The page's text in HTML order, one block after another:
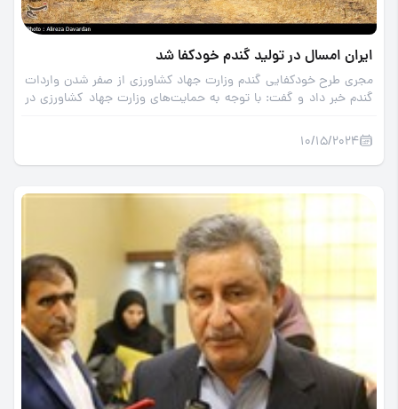
ایران امسال در تولید گندم خودکفا شد
مجری طرح خودکفایی گندم وزارت جهاد کشاورزی از صفر شدن واردات
گندم خبر داد و گفت: با توجه به حمایت‌های وزارت جهاد کشاورزی در
تداوم خواهد داشت.
10/15/2024